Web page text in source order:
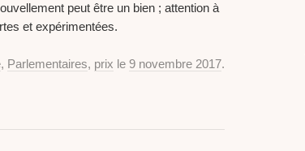
peut être un bien ; attention à
et expérimentées.
, Parlementaires, prix le 9 novembre 2017.